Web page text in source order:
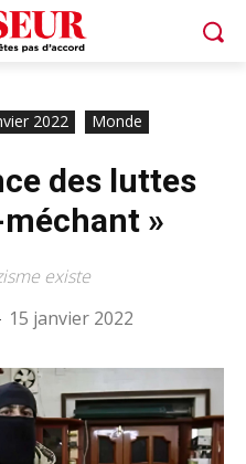
2022 Monde
des luttes
»
existe
15 janvier 2022